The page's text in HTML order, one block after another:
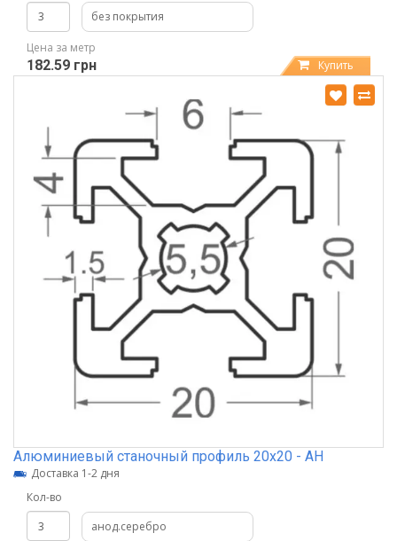
без покрытия
Цена за метр
182.59 грн Купить
Алюминиевый станочный профиль 20х20 - АН
Доставка 1-2 дня
Кол-во
анод.серебро